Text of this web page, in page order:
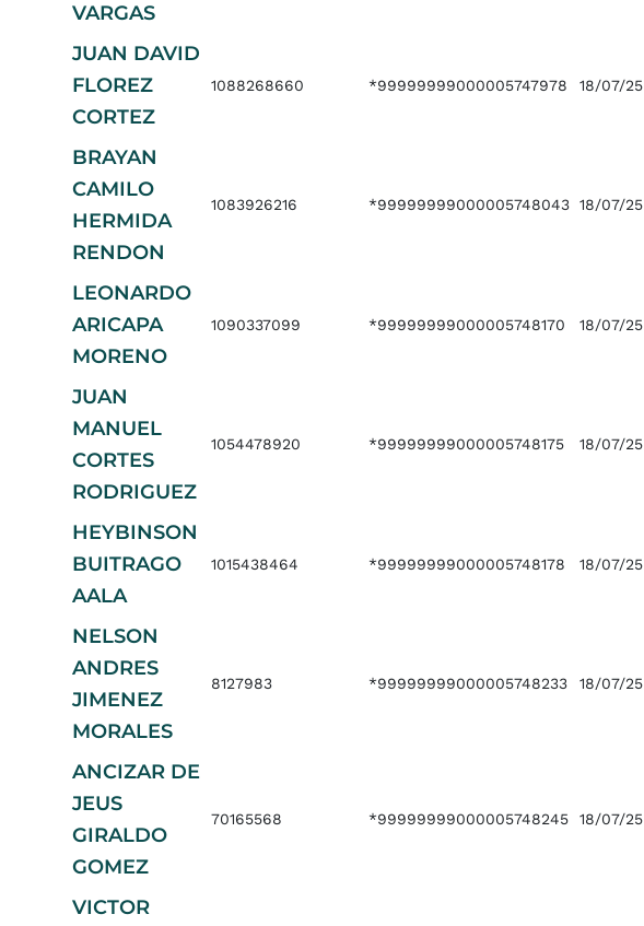
VARGAS
JUAN DAVID
FLOREZ
CORTEZ
1088268660 *99999999000005747978 18/07/25
BRAYAN
CAMILO
HERMIDA
RENDON
1083926216 *99999999000005748043 18/07/25
LEONARDO
ARICAPA
MORENO
1090337099 *99999999000005748170 18/07/25
JUAN
MANUEL
CORTES
RODRIGUEZ
1054478920 *99999999000005748175 18/07/25
HEYBINSON
BUITRAGO
AALA
1015438464 *99999999000005748178 18/07/25
NELSON
ANDRES
JIMENEZ
MORALES
8127983 *99999999000005748233 18/07/25
ANCIZAR DE
JEUS
GIRALDO
GOMEZ
70165568 *99999999000005748245 18/07/25
VICTOR